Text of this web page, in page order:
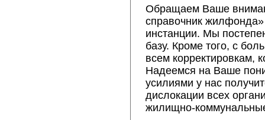
Обращаем Ваше
справочник
инстанции. Мы
базу. Кроме того, с
всем корректировкам,
Надеемся на Ваше
усилиями у нас
дислокации всех
жилищно-